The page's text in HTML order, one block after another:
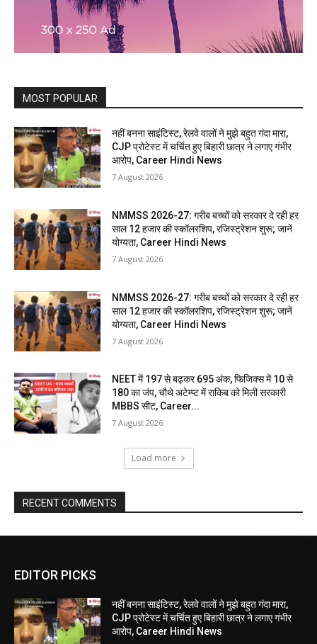
MOST POPULAR
नहीं बनना साइंटिस्ट, रेलवे वालों ने मुझे बहुत गंदा मारा,
CJP प्रोटेस्ट में चर्चित हुए बिहारी छात्र ने लगाए गंभीर
आरोप, Career Hindi News
7 August 2026
NMMSS 2026-27: गरीब बच्चों को सरकार दे रही हर
साल 12 हजार की स्कॉलरशिप, रजिस्ट्रेशन शुरू; जानें
योग्यता, Career Hindi News
7 August 2026
NMMSS 2026-27: गरीब बच्चों को सरकार दे रही हर
साल 12 हजार की स्कॉलरशिप, रजिस्ट्रेशन शुरू; जानें
योग्यता, Career Hindi News
7 August 2026
NEET में 197 से बढ़कर 695 अंक, फिजिक्स में 10 से
180 का जंप, चौथे अटेम्प्ट में राकिब को मिली सरकारी
MBBS सीट, Career...
7 August 2026
Load more
RECENT COMMENTS
EDITOR PICKS
नहीं बनना साइंटिस्ट, रेलवे वालों ने मुझे बहुत गंदा मारा,
CJP प्रोटेस्ट में चर्चित हुए बिहारी छात्र ने लगाए गंभीर
आरोप, Career Hindi News